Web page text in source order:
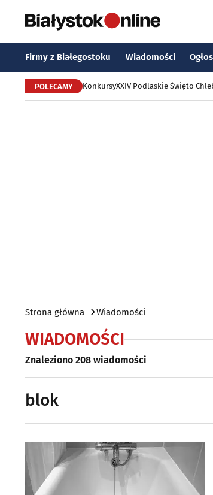
Firmy z Białegostoku Wiadomości
POLECAMY KonkursyXXIV Podlaskie Święto
Strona główna Wiadomości
WIADOMOŚCI
Znaleziono 208 wiadomości
blok